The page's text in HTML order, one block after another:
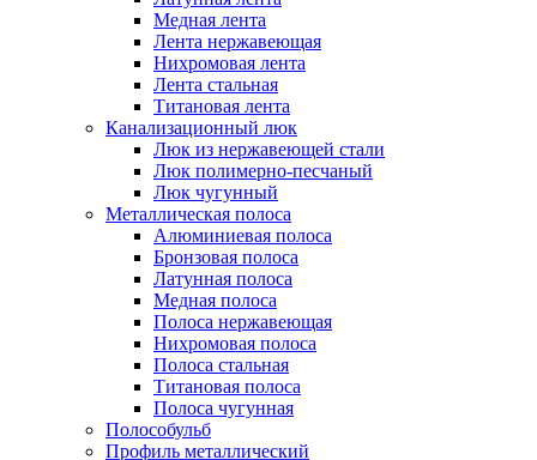
Медная лента
Лента нержавеющая
Нихромовая лента
Лента стальная
Титановая лента
Канализационный люк
Люк из нержавеющей стали
Люк полимерно-песчаный
Люк чугунный
Металлическая полоса
Алюминиевая полоса
Бронзовая полоса
Латунная полоса
Медная полоса
Полоса нержавеющая
Нихромовая полоса
Полоса стальная
Титановая полоса
Полоса чугунная
Полособульб
Профиль металлический